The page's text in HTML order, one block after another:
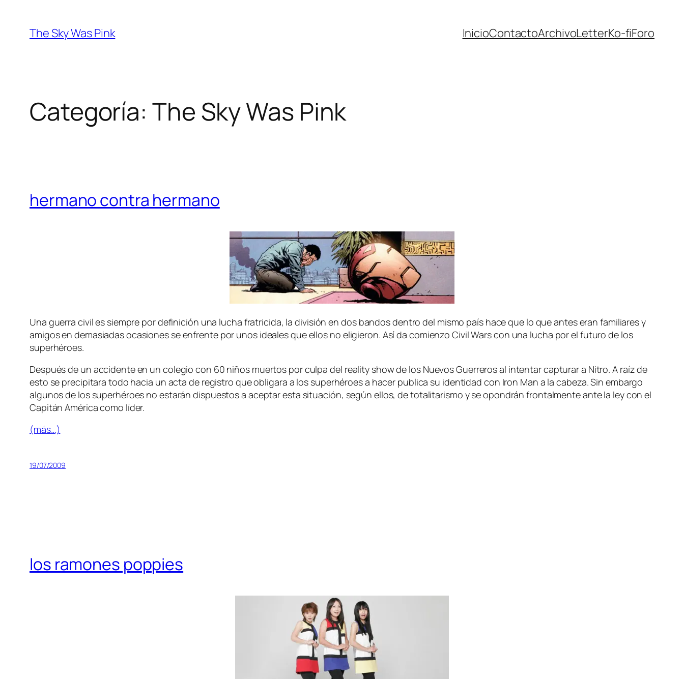
contenido
The Sky Was Pink InicioContactoArchivoLetterKo-fiForo
Categoría: The Sky Was Pink
hermano contra hermano
Una gue­rra ci­vil es siem­pre por de­fi­ni­ción una lu­cha fra­tri­ci­da, la di­vi­sión en dos ban­dos den­tro del mis­mo país ha­ce que lo que an­tes eran fa­mi­lia­res y
ami­gos en de­ma­sia­das oca­sio­nes se en­fren­te por unos idea­les que ellos no eli­gie­ron. Así da co­mien­zo Civil Wars con una lu­cha por el fu­tu­ro de los
superhéroes.
Después de un ac­ci­den­te en un co­le­gio con 60 ni­ños muer­tos por cul­pa del reality show de los Nuevos Guerreros al in­ten­tar cap­tu­rar a Nitro. A raíz de
es­to se pre­ci­pi­ta­ra to­do ha­cia un ac­ta de re­gis­tro que obli­ga­ra a los su­per­hé­roes a ha­cer pu­bli­ca su iden­ti­dad con Iron Man a la ca­be­za. Sin em­bar­go
al­gu­nos de los su­per­hé­roes no es­ta­rán dis­pues­tos a acep­tar es­ta si­tua­ción, se­gún ellos, de to­ta­li­ta­ris­mo y se opon­drán fron­tal­men­te an­te la ley con el
Capitán América co­mo líder.
(más…)
19/07/2009
los ramones poppies